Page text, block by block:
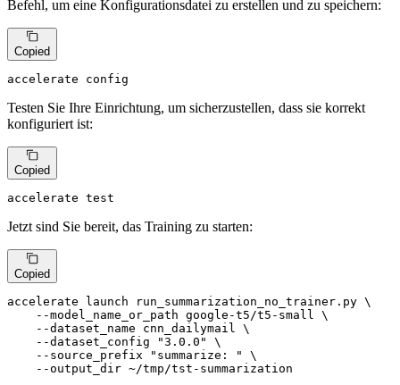
Befehl, um eine Konfigurationsdatei zu erstellen und zu speichern:
Copied
accelerate config
Testen Sie Ihre Einrichtung, um sicherzustellen, dass sie korrekt
konfiguriert ist:
Copied
accelerate test
Jetzt sind Sie bereit, das Training zu starten:
Copied
accelerate launch run_summarization_no_trainer.py \
    --model_name_or_path google-t5/t5-small \
    --dataset_name cnn_dailymail \
    --dataset_config
"3.0.0"
\
    --source_prefix
"summarize: "
\
    --output_dir ~/tmp/tst-summarization